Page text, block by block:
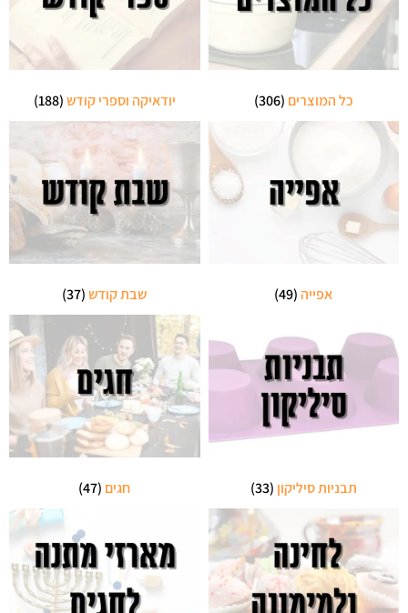
כל המוצרים (306) יודאיקה וספרי קודש(188)
אפייה(49) שבת קודש(37)
תבניות סיליקון (33) חגים (47)